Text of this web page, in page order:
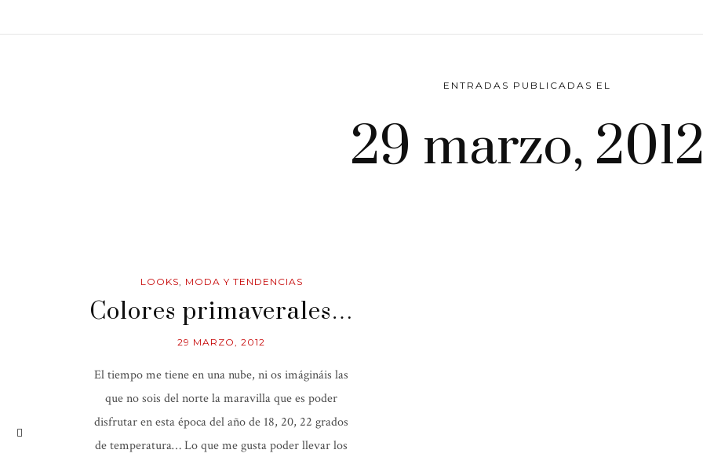
ENTRADAS PUBLICADAS EL
29 marzo, 2012
LOOKS, MODA Y TENDENCIAS
Colores primaverales…
29 MARZO, 2012
El tiempo me tiene en una nube, ni os imágináis las
que no sois del norte la maravilla que es poder
disfrutar en esta época del año de 18, 20, 22 grados
de temperatura… Lo que me gusta poder llevar los